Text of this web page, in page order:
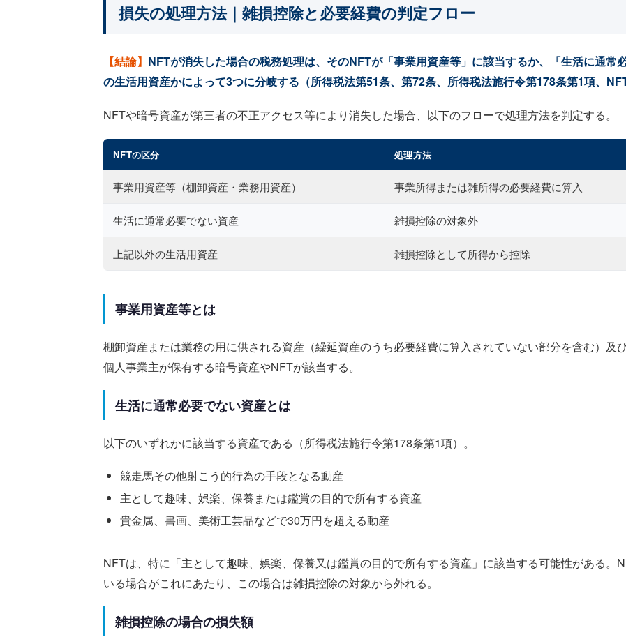
損失の処理方法｜雑損控除と必要経費の判定フロー
【結論】 NFTが消失した場合の税務処理は、そのNFTが「事業用資産等」に該当するか、「生活に通常
の生活用資産かによって3つに分岐する（所得税法第51条、第72条、所得税法施行令第178条第1項、NFT
NFTや暗号資産が第三者の不正アクセス等により消失した場合、以下のフローで処理方法を判定する。
NFTの区分 処理方法
事業用資産等（棚卸資産・業務用資産） 事業所得または雑所得の必要経費に算入
生活に通常必要でない資産 雑損控除の対象外
上記以外の生活用資産 雑損控除として所得から控除
事業用資産等とは
棚卸資産または業務の用に供される資産（繰延資産のうち必要経費に算入されていない部分を含む）及
個人事業主が保有する暗号資産やNFTが該当する。
生活に通常必要でない資産とは
以下のいずれかに該当する資産である（所得税法施行令第178条第1項）。
競走馬その他射こう的行為の手段となる動産
主として趣味、娯楽、保養または鑑賞の目的で所有する資産
貴金属、書画、美術工芸品などで30万円を超える動産
NFTは、特に「主として趣味、娯楽、保養又は鑑賞の目的で所有する資産」に該当する可能性がある。
いる場合がこれにあたり、この場合は雑損控除の対象から外れる。
雑損控除の場合の損失額